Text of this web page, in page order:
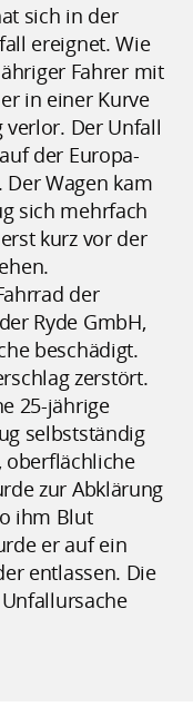
sich in der
ereignet. Wie
Fahrer mit
in einer Kurve
verlor. Der Unfall
der Europa-
Wagen kam
sich mehrfach
kurz vor der
der
Ryde GmbH,
beschädigt.
zerstört.
25-jährige
selbstständig
oberflächliche
zur Abklärung
ihm Blut
er auf ein
entlassen. Die